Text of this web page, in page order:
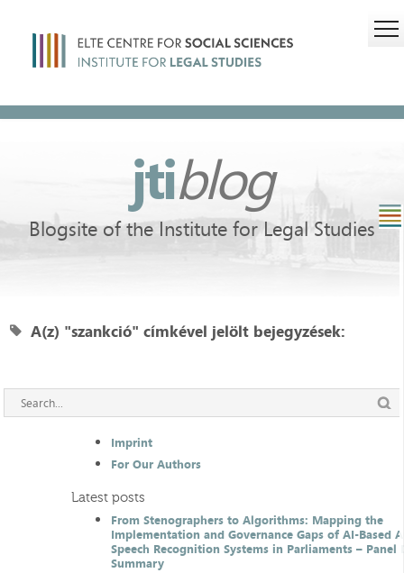
jtiblog
Blogsite of the Institute for Legal Studies
A(z) "szankció" címkével jelölt bejegyzések:
Imprint
For Our Authors
Latest posts
From Stenographers to Algorithms: Mapping the
Implementation and Governance Gaps of AI-Based
Speech Recognition Systems in Parliaments – Panel
Summary